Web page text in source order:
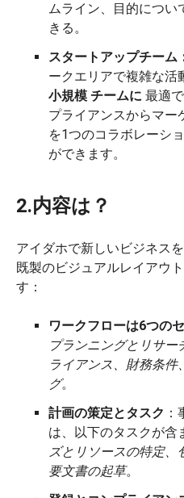
ムライン、目的につい
きる。
スタートアップチーム
ークエリアで複雑な活
小規模 チームに 最適
プライアンスからマー
を1つのコラボレーシ
ができます。
2.内容は？
アイダホで新しいビジネス
既製のビジュアルレイアウ
す：
ワークフローは6つの
プランニングとリサ
ライアンス、財務条件
グ。
計画の策定とタスク
は、以下のタスクが含
ズとリソースの特定、
要文書の起草。